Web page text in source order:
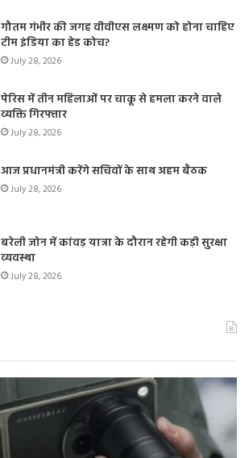
गौतम गंभीर की जगह वीवीएस लक्ष्मण को होना चाहिए
टीम इंडिया का हेड कोच?
July 28, 2026
पेरिस में तीन महिलाओं पर चाकू से हमला करने वाले
व्यक्ति गिरफ्तार
July 28, 2026
आज प्रधानमंत्री करेंगे सचिवों के साथ अहम बैठक
July 28, 2026
बरेली जोन में कांवड़ यात्रा के दौरान रहेगी कड़ी सुरक्षा
व्यवस्था
July 28, 2026